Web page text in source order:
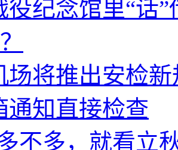
役纪念馆里“话
场将推出安检
通知直接检查
不多，就看立